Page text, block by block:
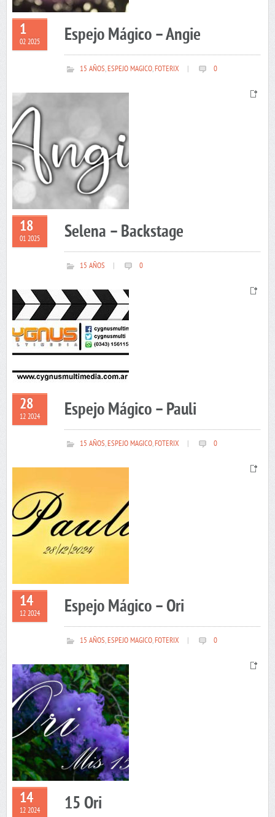
1
02 2025 Espejo Mágico – Angie
15 AÑOS,ESPEJO MAGICO,FOTERIX 0
18
01 2025 Selena – Backstage
15 AÑOS 0
28
12 2024 Espejo Mágico – Pauli
15 AÑOS,ESPEJO MAGICO,FOTERIX 0
14
12 2024 Espejo Mágico – Ori
15 AÑOS,ESPEJO MAGICO,FOTERIX 0
14
12 2024 15 Ori